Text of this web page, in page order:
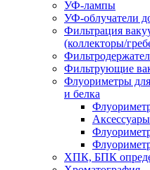
УФ-лампы
УФ-облучатели
Фильтрация
(коллекторы/
Фильтрующие
Флуориметры
и белка
Аксессуары
ХПК, БПК